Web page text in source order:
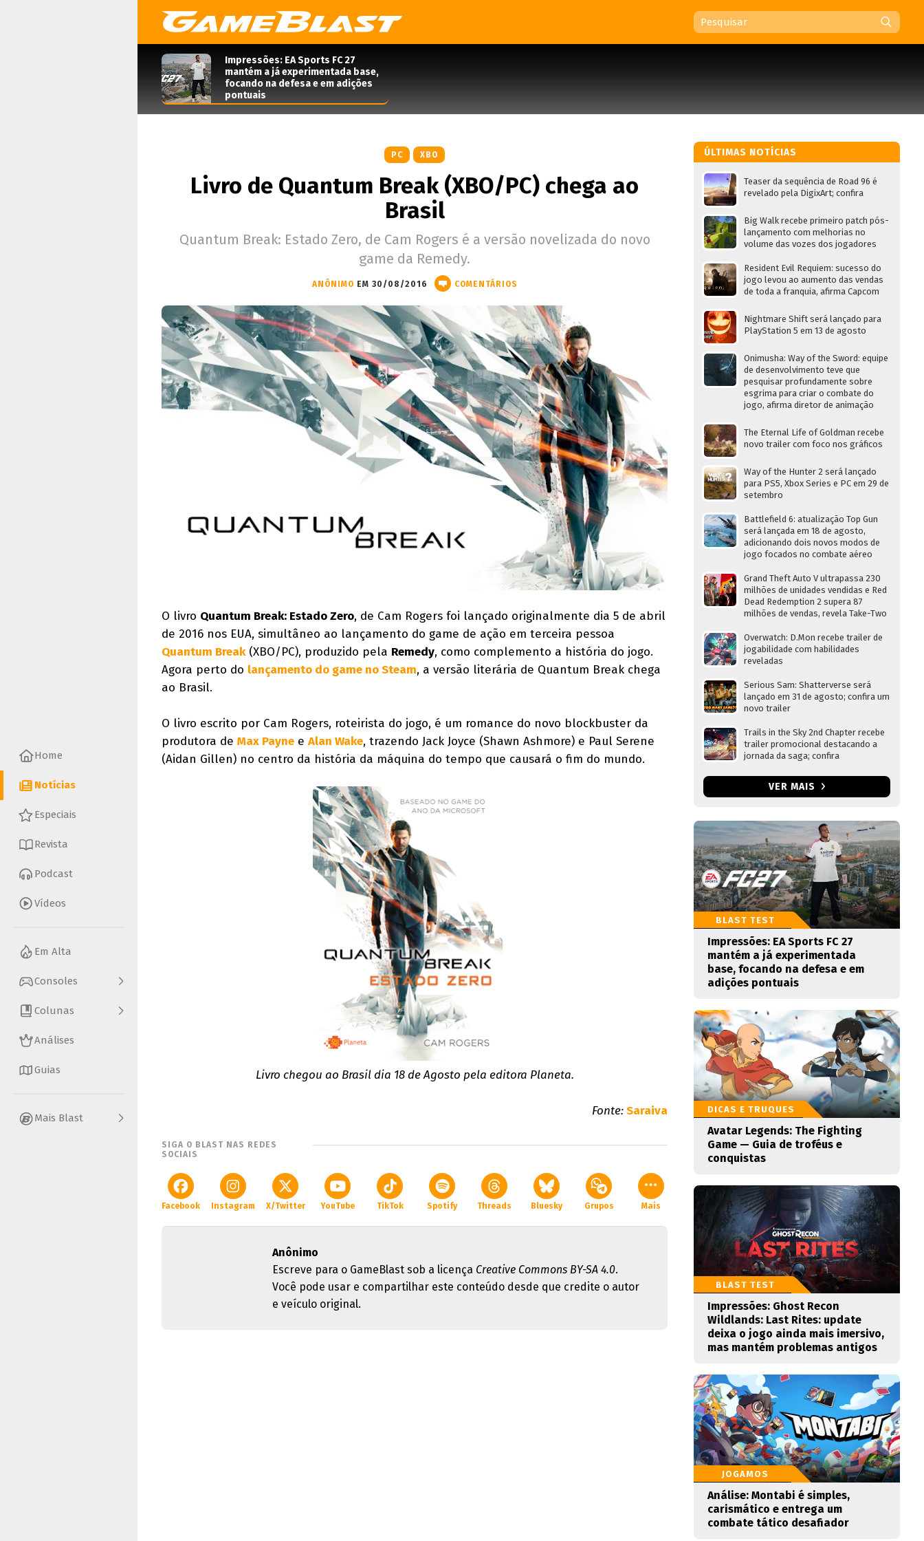
Home
Notícias
Especiais
Revista
Podcast
Vídeos
Em Alta
Consoles
Colunas
Análises
Guias
Mais Blast
Impressões: EA Sports FC 27
mantém a já experimentada base,
focando na defesa e em adições
pontuais
PC XBO
Livro de Quantum Break (XBO/PC) chega ao
Brasil
Quantum Break: Estado Zero, de Cam Rogers é a versão novelizada do novo
game da Remedy.
ANÔNIMO EM 30/08/2016 COMENTÁRIOS
O livro Quantum Break: Estado Zero, de Cam Rogers foi lançado originalmente dia 5 de abril
de 2016 nos EUA, simultâneo ao lançamento do game de ação em terceira pessoa
Quantum Break(XBO/PC), produzido pela Remedy, como complemento a história do jogo.
Agora perto do lançamento do game noSteam, a versão literária de Quantum Break chega
ao Brasil.
O livro escrito por Cam Rogers, roteirista do jogo, é um romance do novo blockbuster da
produtora de Max Payne e Alan Wake, trazendo Jack Joyce (Shawn Ashmore) e Paul Serene
(Aidan Gillen) no centro da história da máquina do tempo que causará o fim do mundo.
Livro chegou ao Brasil dia 18 de Agosto pela editora Planeta.
Fonte:Saraiva
SIGA O BLAST NAS REDES
SOCIAIS
Facebook Instagram X/Twitter YouTube TikTok Spotify Threads Bluesky Grupos Mais
Anônimo
Escreve para o GameBlast sob a licença Creative Commons BY-SA 4.0.
Você pode usar e compartilhar este conteúdo desde que credite o autor
e veículo original.
ÚLTIMAS NOTÍCIAS
Teaser da sequência de Road 96 é
revelado pela DigixArt; confira
Big Walk recebe primeiro patch pós-
lançamento com melhorias no
volume das vozes dos jogadores
Resident Evil Requiem: sucesso do
jogo levou ao aumento das vendas
de toda a franquia, afirma Capcom
Nightmare Shift será lançado para
PlayStation 5 em 13 de agosto
Onimusha: Way of the Sword: equipe
de desenvolvimento teve que
pesquisar profundamente sobre
esgrima para criar o combate do
jogo, afirma diretor de animação
The Eternal Life of Goldman recebe
novo trailer com foco nos gráficos
Way of the Hunter 2 será lançado
para PS5, Xbox Series e PC em 29 de
setembro
Battlefield 6: atualização Top Gun
será lançada em 18 de agosto,
adicionando dois novos modos de
jogo focados no combate aéreo
Grand Theft Auto V ultrapassa 230
milhões de unidades vendidas e Red
Dead Redemption 2 supera 87
milhões de vendas, revela Take-Two
Overwatch: D.Mon recebe trailer de
jogabilidade com habilidades
reveladas
Serious Sam: Shatterverse será
lançado em 31 de agosto; confira um
novo trailer
Trails in the Sky 2nd Chapter recebe
trailer promocional destacando a
jornada da saga; confira
VER MAIS
BLAST TEST
Impressões: EA Sports FC 27
mantém a já experimentada
base, focando na defesa e em
adições pontuais
DICAS E TRUQUES
Avatar Legends: The Fighting
Game — Guia de troféus e
conquistas
BLAST TEST
Impressões: Ghost Recon
Wildlands: Last Rites: update
deixa o jogo ainda mais imersivo,
mas mantém problemas antigos
JOGAMOS
Análise: Montabi é simples,
carismático e entrega um
combate tático desafiador